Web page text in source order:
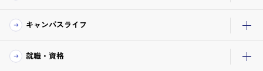
キャンパスライフ
就職・資格